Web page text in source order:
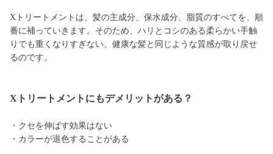
Xトリートメントは、髪の主成分、保水成分、脂質のすべてを、順
番に補っていきます。そのため、ハリとコシのある柔らかい手触
りでも重くなりすぎない、健康な髪と同じような質感が取り戻せ
るのです。
Xトリートメントにもデメリットがある？
・クセを伸ばす効果はない
・カラーが退色することがある